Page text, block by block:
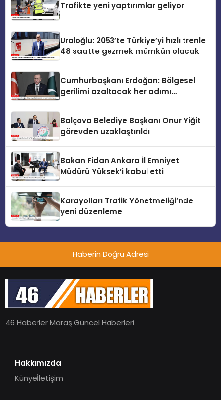
Trafikte yeni yaptırımlar geliyor
Uraloğlu: 2053’te Türkiye’yi hızlı trenle
48 saatte gezmek mümkün olacak
Cumhurbaşkanı Erdoğan: Bölgesel
gerilimi azaltacak her adımı
Balçova Belediye Başkanı Onur Yiğit
görevden uzaklaştırıldı
Bakan Fidan Ankara İl Emniyet
Müdürü Yüksek’i kabul etti
Karayolları Trafik Yönetmeliği’nde
yeni düzenleme
Haberin Doğru Adresi
46 Haberler Maraş Güncel Haberleri
Hakkımızda
Künyeİletişim